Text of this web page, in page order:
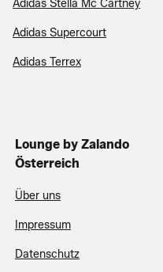
Adidas Stella Mc Cartney
Adidas Supercourt
Adidas Terrex
Lounge by Zalando
Österreich
Über uns
Impressum
Datenschutz